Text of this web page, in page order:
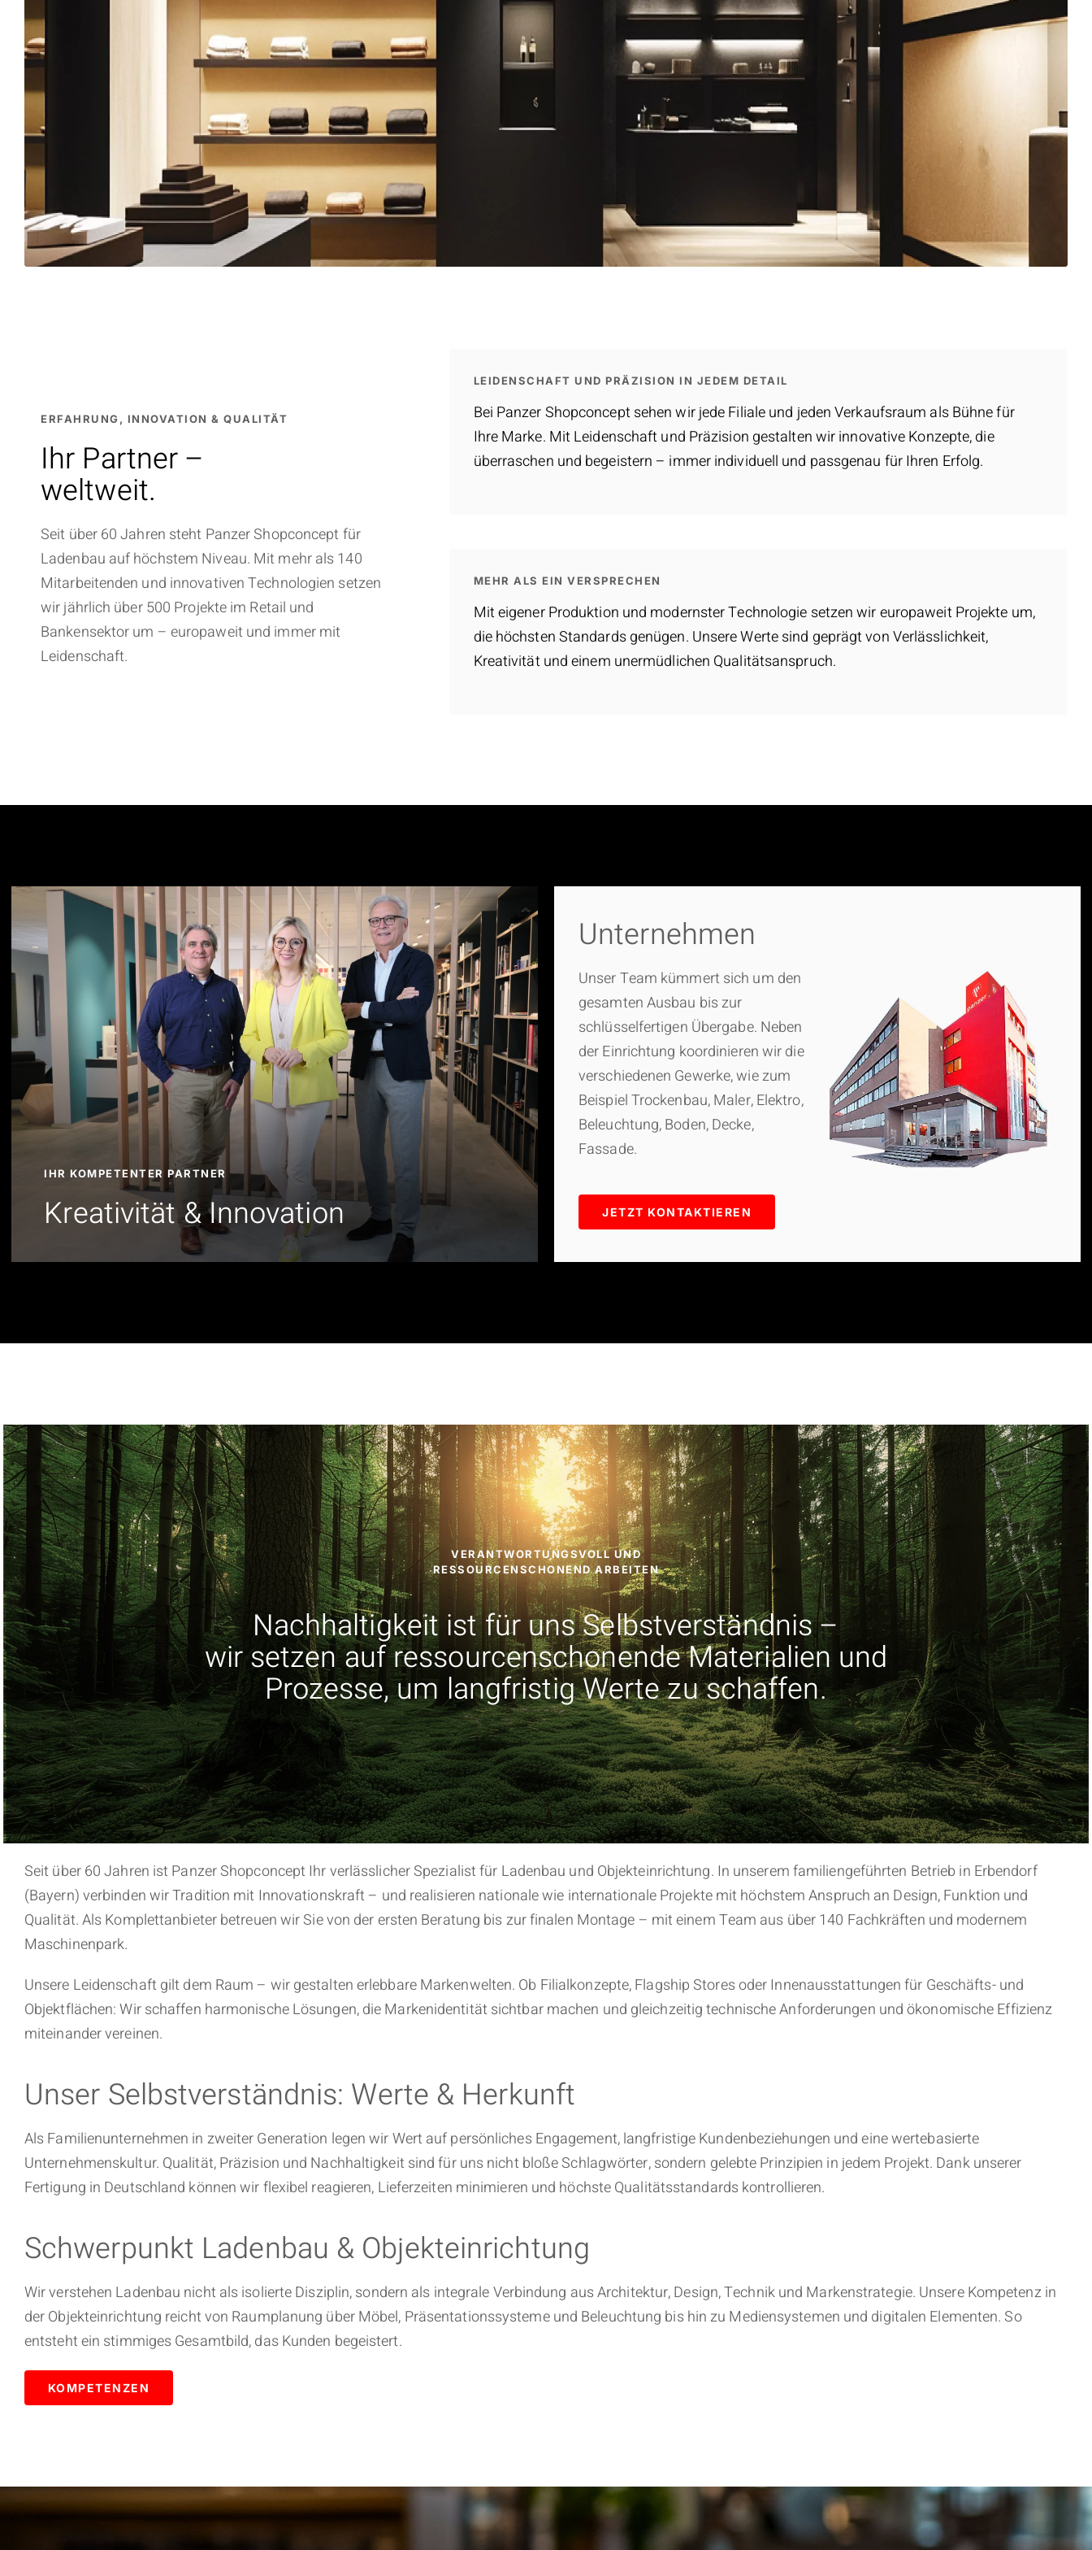
ERFAHRUNG, INNOVATION & QUALITÄT
Ihr Partner –
weltweit.
Seit über 60 Jahren steht Panzer Shopconcept für
Ladenbau auf höchstem Niveau. Mit mehr als 140
Mitarbeitenden und innovativen Technologien setzen
wir jährlich über 500 Projekte im Retail und
Bankensektor um – europaweit und immer mit
Leidenschaft.
LEIDENSCHAFT UND PRÄZISION IN JEDEM DETAIL
Bei Panzer Shopconcept sehen wir jede Filiale und jeden Verkaufsraum als Bühne für
Ihre Marke. Mit Leidenschaft und Präzision gestalten wir innovative Konzepte, die
überraschen und begeistern – immer individuell und passgenau für Ihren Erfolg.
MEHR ALS EIN VERSPRECHEN
Mit eigener Produktion und modernster Technologie setzen wir europaweit Projekte um,
die höchsten Standards genügen. Unsere Werte sind geprägt von Verlässlichkeit,
Kreativität und einem unermüdlichen Qualitätsanspruch.
IHR KOMPETENTER PARTNER
Kreativität & Innovation
Unternehmen
Unser Team kümmert sich um den
gesamten Ausbau bis zur
schlüsselfertigen Übergabe. Neben
der Einrichtung koordinieren wir die
verschiedenen Gewerke, wie zum
Beispiel Trockenbau, Maler, Elektro,
Beleuchtung, Boden, Decke,
Fassade.
JETZT KONTAKTIEREN
VERANTWORTUNGSVOLL UND
RESSOURCENSCHONEND ARBEITEN
Nachhaltigkeit ist für uns Selbstverständnis –
wir setzen auf ressourcenschonende Materialien und
Prozesse, um langfristig Werte zu schaffen.
Seit über 60 Jahren ist Panzer Shopconcept Ihr verlässlicher Spezialist für Ladenbau und Objekteinrichtung. In unserem familiengeführten Betrieb in Erbendorf
(Bayern) verbinden wir Tradition mit Innovationskraft – und realisieren nationale wie internationale Projekte mit höchstem Anspruch an Design, Funktion und
Qualität. Als Komplettanbieter betreuen wir Sie von der ersten Beratung bis zur finalen Montage – mit einem Team aus über 140 Fachkräften und modernem
Maschinenpark.
Unsere Leidenschaft gilt dem Raum – wir gestalten erlebbare Markenwelten. Ob Filialkonzepte, Flagship Stores oder Innenausstattungen für Geschäfts- und
Objektflächen: Wir schaffen harmonische Lösungen, die Markenidentität sichtbar machen und gleichzeitig technische Anforderungen und ökonomische Effizienz
miteinander vereinen.
Unser Selbstverständnis: Werte & Herkunft
Als Familienunternehmen in zweiter Generation legen wir Wert auf persönliches Engagement, langfristige Kundenbeziehungen und eine wertebasierte
Unternehmenskultur. Qualität, Präzision und Nachhaltigkeit sind für uns nicht bloße Schlagwörter, sondern gelebte Prinzipien in jedem Projekt. Dank unserer
Fertigung in Deutschland können wir flexibel reagieren, Lieferzeiten minimieren und höchste Qualitätsstandards kontrollieren.
Schwerpunkt Ladenbau & Objekteinrichtung
Wir verstehen Ladenbau nicht als isolierte Disziplin, sondern als integrale Verbindung aus Architektur, Design, Technik und Markenstrategie. Unsere Kompetenz in
der Objekteinrichtung reicht von Raumplanung über Möbel, Präsentationssysteme und Beleuchtung bis hin zu Mediensystemen und digitalen Elementen. So
entsteht ein stimmiges Gesamtbild, das Kunden begeistert.
KOMPETENZEN